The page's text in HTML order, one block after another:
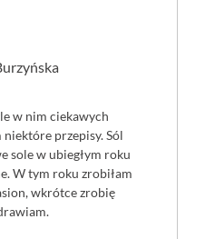
w nim ciekawych
niektóre przepisy. Sól
sole w ubiegłym roku
W tym roku zrobiłam
wkrótce zrobię